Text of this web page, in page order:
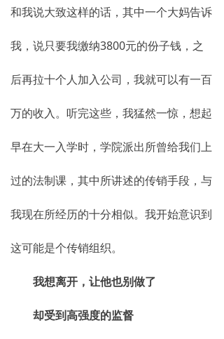
和我说大致这样的话，其中一个大妈告诉
我，说只要我缴纳3800元的份子钱，之
后再拉十个人加入公司，我就可以有一百
万的收入。听完这些，我猛然一惊，想起
早在大一入学时，学院派出所曾给我们上
过的法制课，其中所讲述的传销手段，与
我现在所经历的十分相似。我开始意识到
这可能是个传销组织。
我想离开，让他也别做了
却受到高强度的监督